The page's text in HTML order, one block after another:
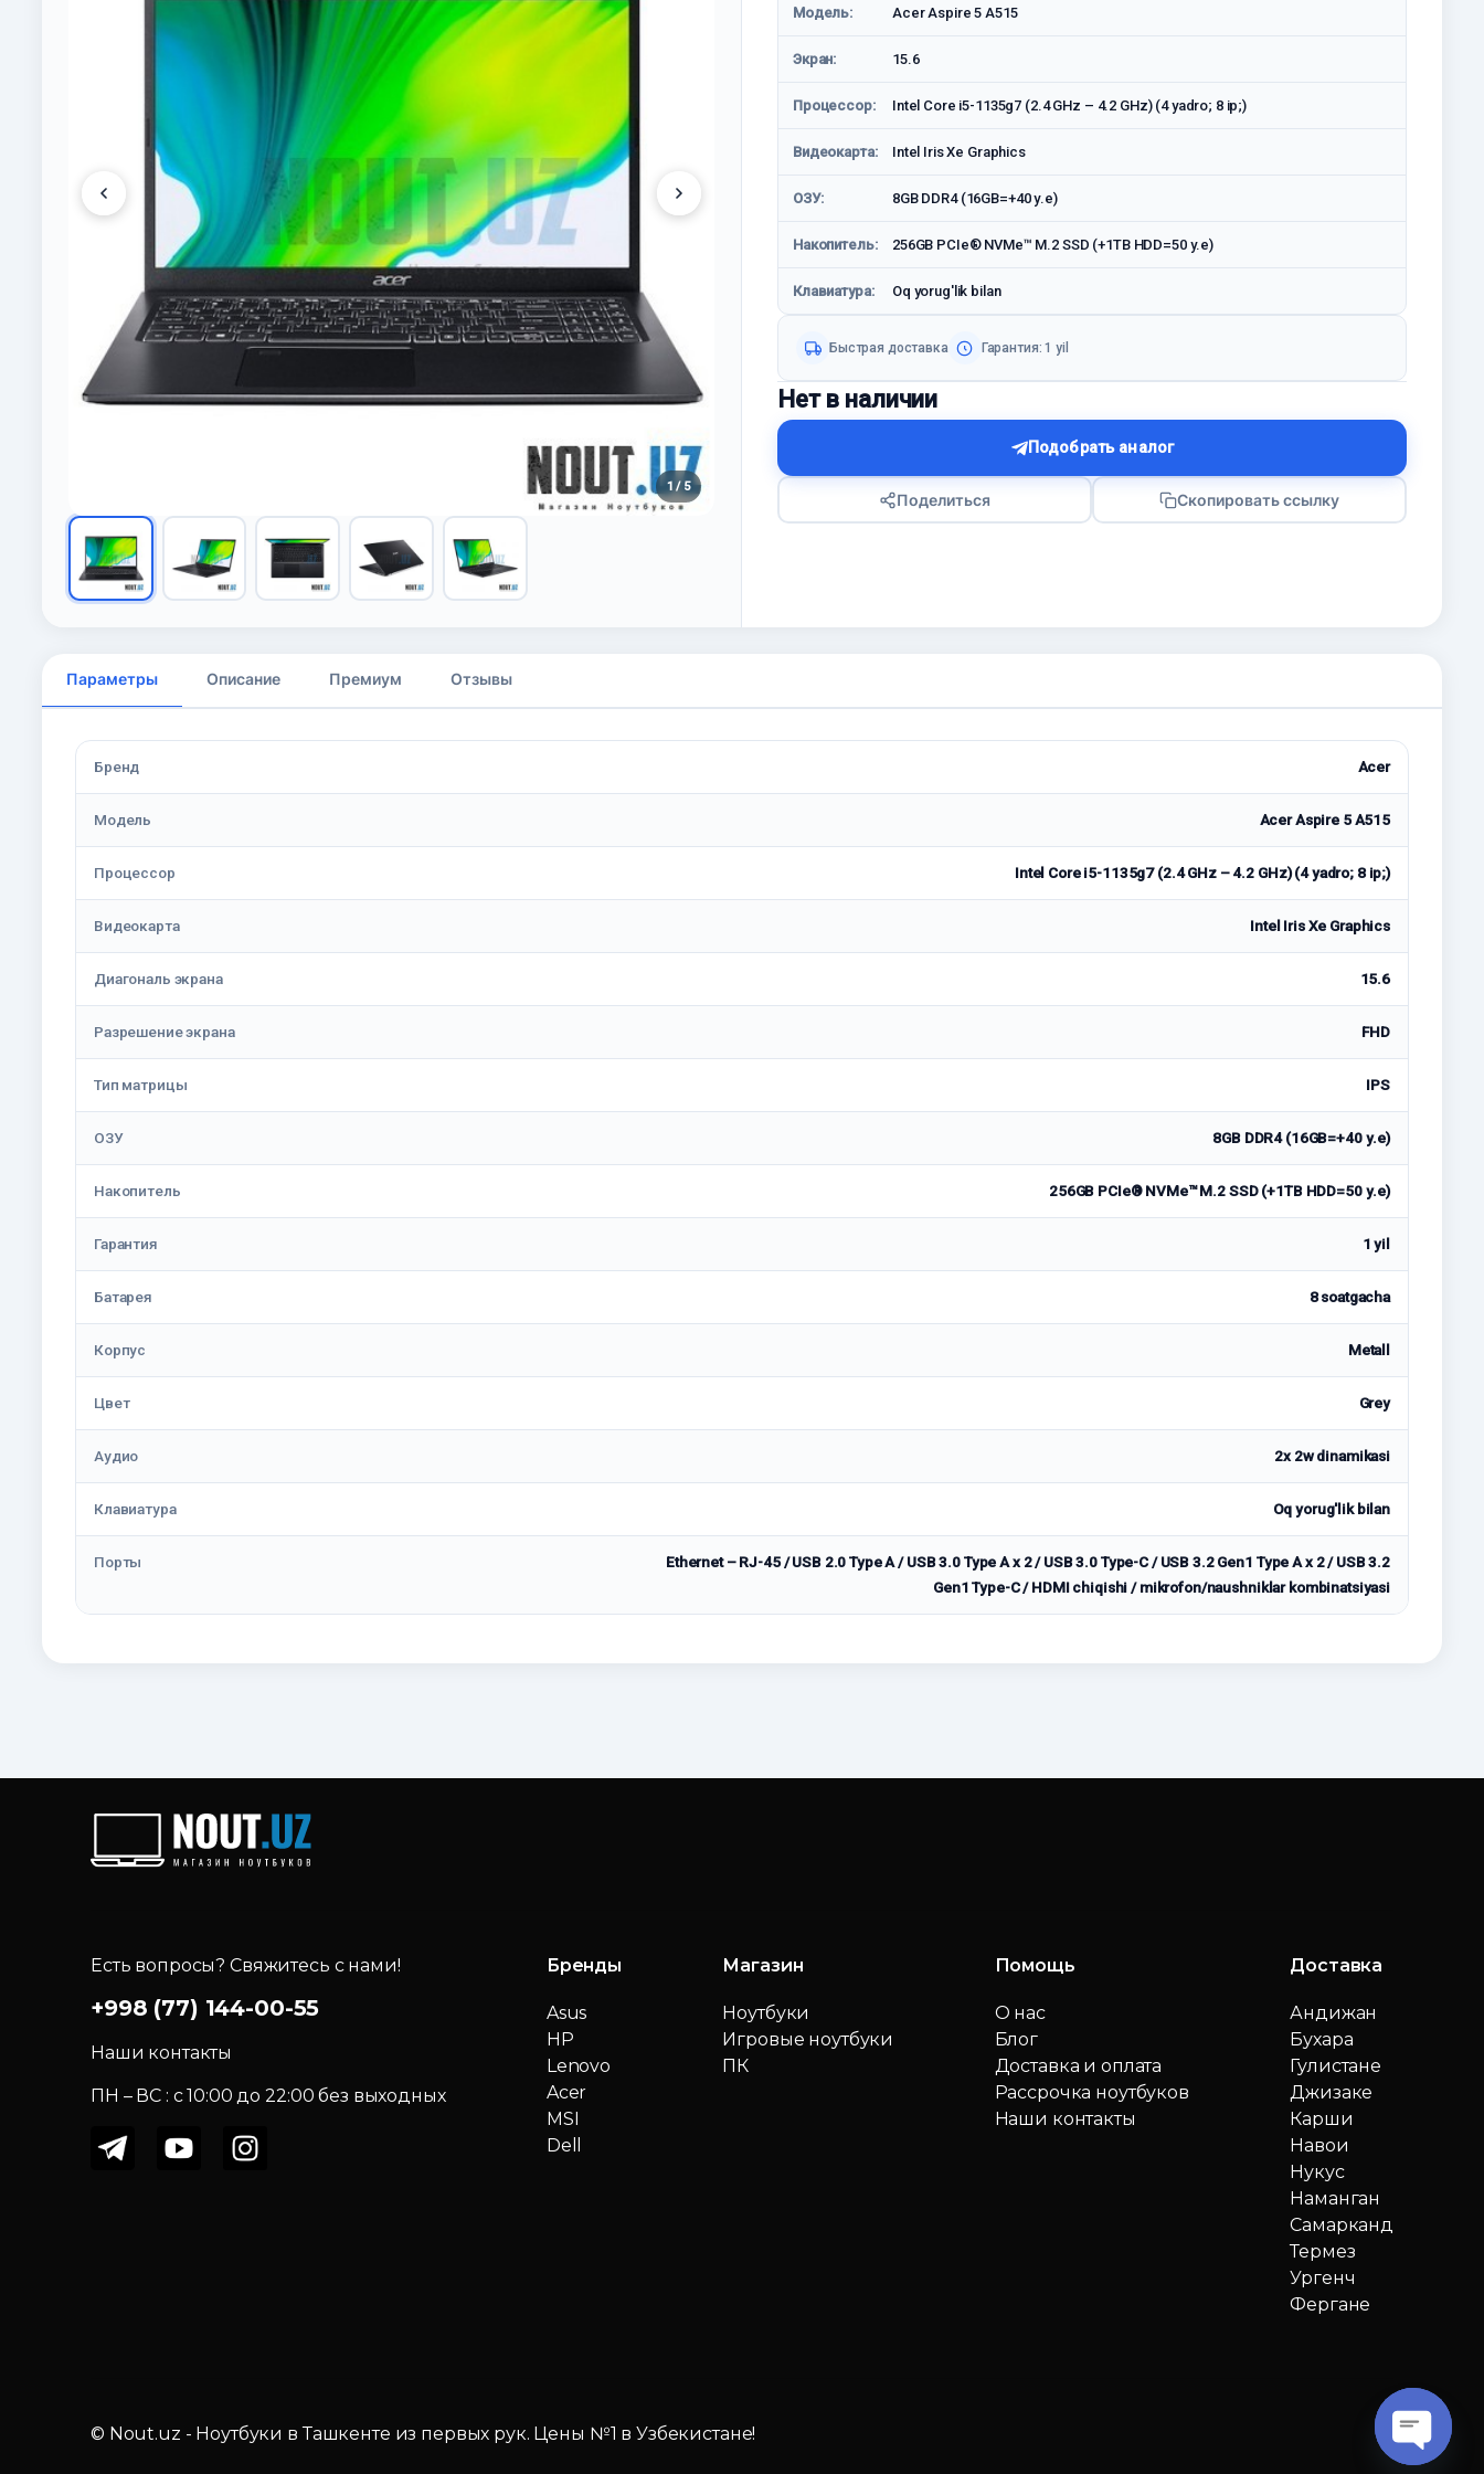
1 / 5
Модель: Acer Aspire 5 A515
Экран: 15.6
Процессор: Intel Core i5-1135g7 (2.4 GHz – 4.2 GHz) (4 yadro; 8 ip;)
Видеокарта: Intel Iris Xe Graphics
ОЗУ: 8GB DDR4 (16GB=+40 у.е)
Накопитель: 256GB PCIe® NVMe™ M.2 SSD (+1TB HDD=50 у.е)
Клавиатура: Oq yorug'lik bilan
Быстрая доставка Гарантия: 1 yil
Нет в наличии
Подобрать аналог
Поделиться Скопировать ссылку
Параметры Описание Премиум Отзывы
Бренд Acer
Модель Acer Aspire 5 A515
Процессор Intel Core i5-1135g7 (2.4 GHz – 4.2 GHz) (4 yadro; 8 ip;)
Видеокарта Intel Iris Xe Graphics
Диагональ экрана 15.6
Разрешение экрана FHD
Тип матрицы IPS
ОЗУ 8GB DDR4 (16GB=+40 у.е)
Накопитель 256GB PCIe® NVMe™ M.2 SSD (+1TB HDD=50 у.е)
Гарантия 1 yil
Батарея 8 soatgacha
Корпус Metall
Цвет Grey
Аудио 2x 2w dinamikasi
Клавиатура Oq yorug'lik bilan
Порты
Ethernet – RJ-45 / USB 2.0 Type A / USB 3.0 Type A x 2 / USB 3.0 Type-C / USB 3.2 Gen1 Type A x 2 / USB 3.2
Gen1 Type-C / HDMI chiqishi / mikrofon/naushniklar kombinatsiyasi
Есть вопросы? Свяжитесь с нами!
+998 (77) 144-00-55
Наши контакты
ПН – ВС : c 10:00 до 22:00 без выходных
Бренды
Asus
HP
Lenovo
Acer
MSI
Dell
Магазин
Ноутбуки
Игровые ноутбуки
ПК
Помощь
О нас
Блог
Доставка и оплата
Рассрочка ноутбуков
Наши контакты
Доставка
Андижан
Бухара
Гулистане
Джизаке
Карши
Навои
Нукус
Наманган
Самарканд
Термез
Ургенч
Фергане
© Nout.uz - Ноутбуки в Ташкенте из первых рук. Цены №1 в Узбекистане!